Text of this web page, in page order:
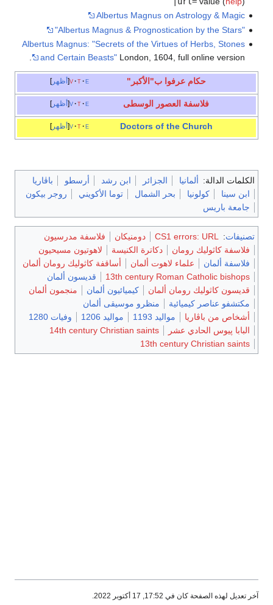
Albertus Magnus on
Albertus Magnus: "Secrets of the Virtues of
and Certain Beasts"London, 1604, full
أظهر v t e عرفوا ب"الأكبر"
أظهر v t e العصور الوسطى
أظهر v t e Doctors of the
ألمانيا الجزائر ابن رشد أرسطو
باڤاريا
بحر الشمال توما الأكويني روجر بيكون
CS1 errors: دومنيكان
فلاسفة مدرسيون
رومان
دكاترة الكنيسة
لاهوتيون مسيحيون
علماء لاهوت ألمان
أساقفة كاثوليك رومان ألمان
13th century Roman
قديسون ألمان
رومان ألمان
كيميائيون ألمان
منجمون ألمان
منظرو موسيقى ألمان
مواليد 1193 مواليد 1206
وفيات 1280
عشر
14th century Christian saints
13th century
17 أكتوبر 2022.